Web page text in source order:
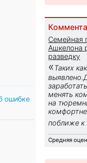
ошибке
Семейная
Ашкелона
разведку
«Таких
менять
на
поближе
Средняя